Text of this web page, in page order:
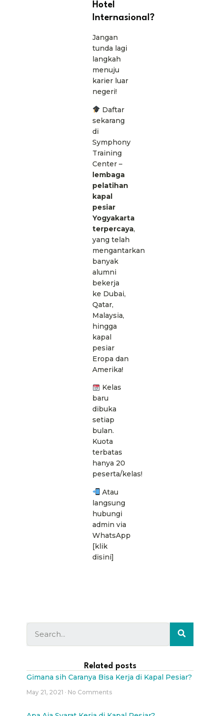
Hotel
Internasional?
Jangan
tunda lagi
langkah
menuju
karier luar
negeri!
Daftar
sekarang
di
Symphony
Training
Center –
lembaga
pelatihan
kapal
pesiar
Yogyakarta
terpercaya,
yang telah
mengantarkan
banyak
alumni
bekerja
ke Dubai,
Qatar,
Malaysia,
hingga
kapal
pesiar
Eropa dan
Amerika!
Kelas
baru
dibuka
setiap
bulan.
Kuota
terbatas
hanya 20
peserta/kelas!
Atau
langsung
hubungi
admin via
WhatsApp
[klik
disini]
Related posts
Gimana sih Caranya Bisa Kerja di Kapal Pesiar?
May 21, 2021 No Comments